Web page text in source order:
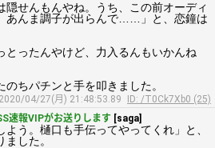
隠せんもんやね。うち、この前オーディ
あんま調子が出らんで……」と、恋鐘は
とったんやけど、力入るんもいかんね
のちパチンと手を叩きました。
2020/04/27(月) 21:48:53.89
ID: /T0Ck7Xb0 (25)
速報VIPがお送りします [saga]
よう。樋口も手伝ってやってくれ」と、
した。